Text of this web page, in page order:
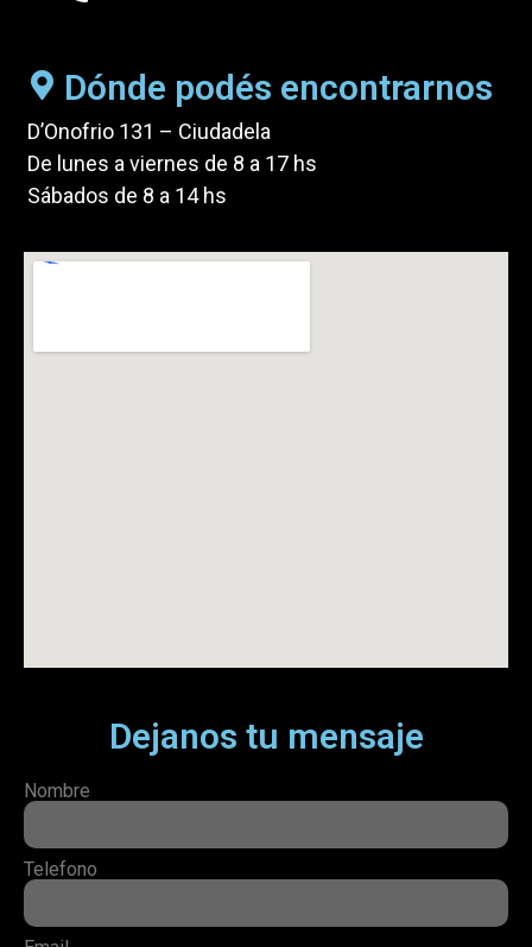
Dónde podés encontrarnos
D’Onofrio 131 – Ciudadela
De lunes a viernes de 8 a 17 hs
Sábados de 8 a 14 hs
Dejanos tu mensaje
Nombre
Telefono